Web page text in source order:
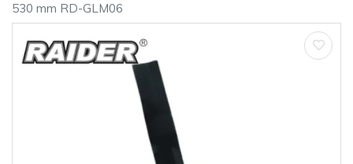
530 mm RD-GLM06